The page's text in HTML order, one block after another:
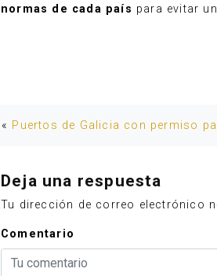
normas de cada país para evitar
« Puertos de Galicia con permiso
Deja una respuesta
Tu dirección de correo electrónico
Comentario